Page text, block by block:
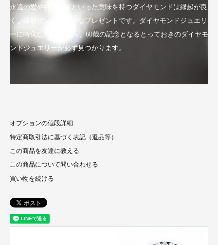
永遠の愛や絆、不屈といった意味を持つダイヤモンドは縁起が良
く、還暦祝いにも最適なプレゼントです。ダイヤモンドジュエリ
ーに特化したLuxyなら、60歳の記念となるとっておきのダイヤモ
ンドジュエリーが必ず見つかります。
オプションの値段詳細
特定商取引法に基づく表記（返品等）
この商品を友達に教える
この商品について問い合わせる
買い物を続ける